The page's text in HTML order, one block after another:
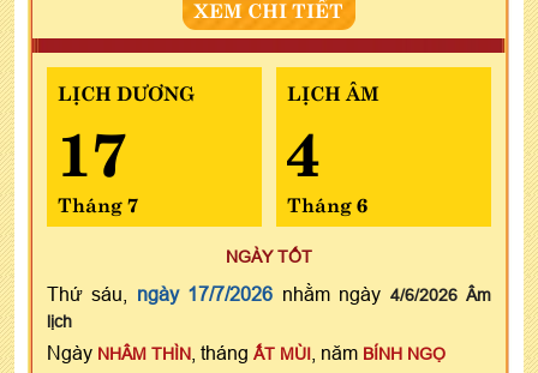
XEM CHI TIẾT
LỊCH DƯƠNG
17
Tháng 7
LỊCH ÂM
4
Tháng 6
NGÀY TỐT
Thứ sáu, ngày 17/7/2026 nhằm ngày 4/6/2026 Âm
lịch
Ngày NHÂM THÌN , tháng ẤT MÙI , năm BÍNH NGỌ